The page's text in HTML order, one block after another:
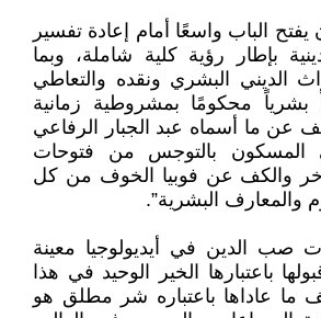
الباب واسعًا أمام إعادة تفسير
بإطار رؤية كلية شاملة، وبما
الديني البشري ونقده والتعاطي
بشرياً محكومًا بمشروطية زمانية
عن ما أسماه عبد الجبار الرفاعي
المسكون بالتوجس من فتوحات
والكف عن فوبيا الخوف من كل
والمعارف البشرية”.
صب الدين في أيديولوجيا معينة
باعتبارها الخير الوحيد في هذا
ما عاداها باعتباره شر مطلق هو